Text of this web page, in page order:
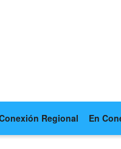
Regional En